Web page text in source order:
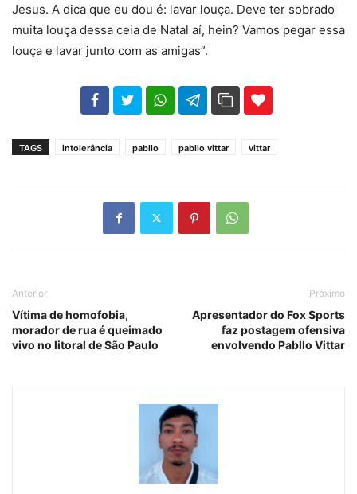
Jesus. A dica que eu dou é: lavar louça. Deve ter sobrado
muita louça dessa ceia de Natal aí, hein? Vamos pegar essa
louça e lavar junto com as amigas”.
102 35
TAGS intolerância pabllo pabllo vittar vittar
Anterior
Vítima de homofobia,
morador de rua é queimado
vivo no litoral de São Paulo
Próximo
Apresentador do Fox Sports
faz postagem ofensiva
envolvendo Pabllo Vittar